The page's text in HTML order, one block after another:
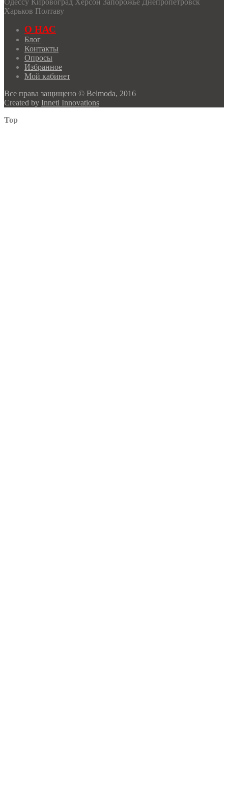
Одессу Кировоград Херсон Запорожье Днепропетровск
Харьков Полтаву
О НАС
Блог
Контакты
Опросы
Избранное
Мой кабинет
Все права защищено © Belmoda, 2016
Created by Inneti Innovations
Top